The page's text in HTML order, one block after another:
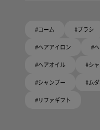
リファロゴが入った、白色の
期間限定で対象商品のご購入
Because ReFa | 上質な美しさ
高機能ドライヤー Xモデルに
いい髪めざす、大人たちへ。
髪がきれいって嬉しい。「で
#コーム #ブラシ
#ヘアアイロン #
#ヘアオイル #シ
#シャンプー #ム
#リファギフト